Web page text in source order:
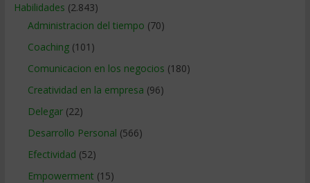
Habilidades (2.843)
Administracion del tiempo (70)
Coaching(101)
Comunicacion en los negocios (180)
Creatividad en la empresa (96)
Delegar(22)
Desarrollo Personal (566)
Efectividad (52)
Empowerment (15)